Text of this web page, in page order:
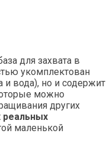
для захвата в
укомплектован
вода), но и содержит
можно
других
реальных
маленькой